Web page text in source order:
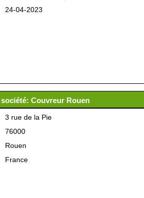
24-04-2023
Couvreur Rouen
3 rue de la Pie
76000
Rouen
France